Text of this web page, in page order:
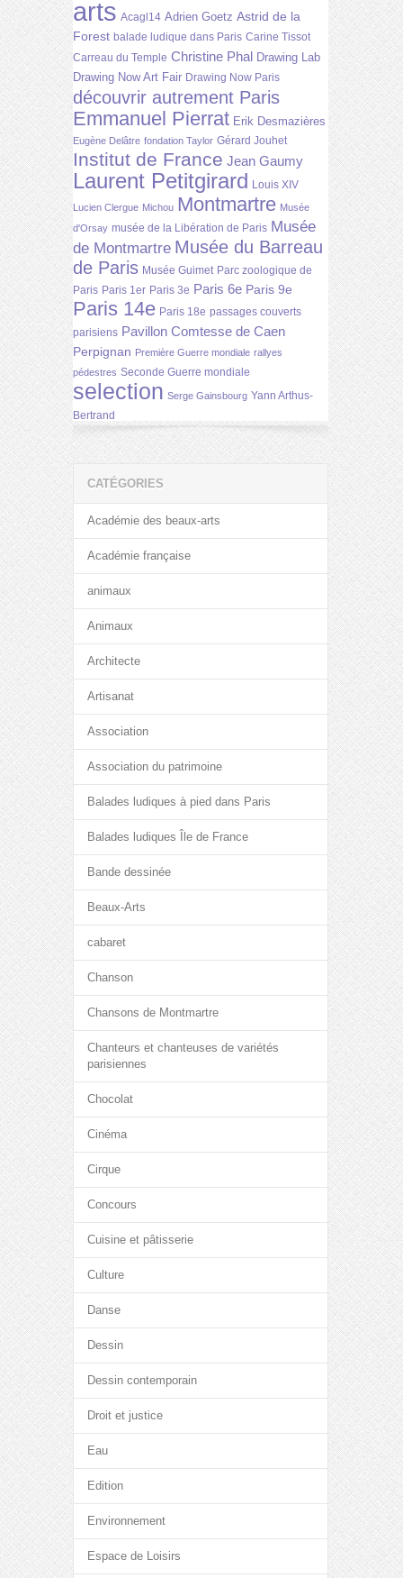
arts Acagl14 Adrien Goetz Astrid de la
Forest balade ludique dans Paris Carine Tissot
Carreau du Temple Christine Phal Drawing Lab
Drawing Now Art Fair Drawing Now Paris
découvrir autrement Paris
Emmanuel Pierrat Erik Desmazières
Eugène Delâtre fondation Taylor Gérard Jouhet
Institut de France Jean Gaumy
Laurent Petitgirard Louis XIV
Lucien Clergue Michou Montmartre Musée
d'Orsay musée de la Libération de Paris Musée
de Montmartre Musée du Barreau
de Paris Musée Guimet Parc zoologique de
Paris Paris 1er Paris 3e Paris 6e Paris 9e
Paris 14e Paris 18e passages couverts
parisiens Pavillon Comtesse de Caen
Perpignan Première Guerre mondiale rallyes
pédestres Seconde Guerre mondiale
selection Serge Gainsbourg Yann Arthus-
Bertrand
CATÉGORIES
Académie des beaux-arts
Académie française
animaux
Animaux
Architecte
Artisanat
Association
Association du patrimoine
Balades ludiques à pied dans Paris
Balades ludiques Île de France
Bande dessinée
Beaux-Arts
cabaret
Chanson
Chansons de Montmartre
Chanteurs et chanteuses de variétés
parisiennes
Chocolat
Cinéma
Cirque
Concours
Cuisine et pâtisserie
Culture
Danse
Dessin
Dessin contemporain
Droit et justice
Eau
Edition
Environnement
Espace de Loisirs